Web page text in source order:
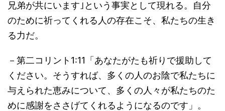
兄弟が共にいます｣という事実として現れる。自分
のために祈ってくれる人の存在こそ、私たちの生き
る力だ。
－第二コリント1:11「あなたがたも祈りで援助して
ください。そうすれば、多くの人のお陰で私たちに
与えられた恵みについて、多くの人々が私たちのた
めに感謝をささげてくれるようになるのです」。